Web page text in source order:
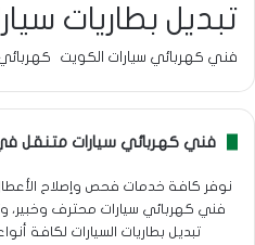
تبديل بطاريات
فني كهربائي سيارات الكويت
فني كهربائي سيارات متنقل
نوفر كافة خدمات فحص وإصلاح
فني كهربائي سيارات محترف وخبير،
تبديل بطاريات السيارات لكافة أنواع